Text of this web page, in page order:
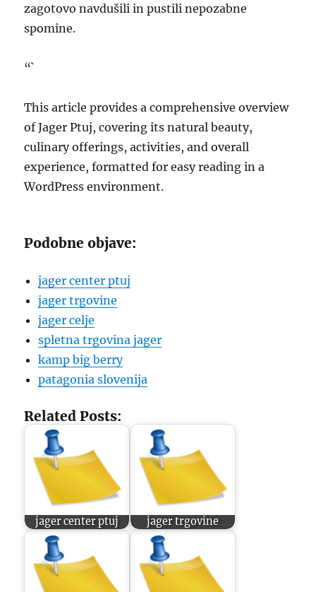
zagotovo navdušili in pustili nepozabne
spomine.
“`
This article provides a comprehensive overview
of Jager Ptuj, covering its natural beauty,
culinary offerings, activities, and overall
experience, formatted for easy reading in a
WordPress environment.
Podobne objave:
jager center ptuj
jager trgovine
jager celje
spletna trgovina jager
kamp big berry
patagonia slovenija
Related Posts:
jager center ptuj jager trgovine